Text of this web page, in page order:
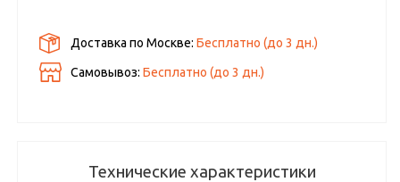
Доставка по Москве:Бесплатно (до3 дн.)
Самовывоз:Бесплатно (до3 дн.)
Технические характеристики